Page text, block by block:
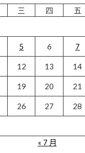
三 四 五
5 6 7
12 13 14
19 20 21
26 27 28
« 7 月